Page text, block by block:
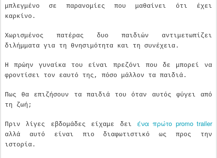
μπλεγμένο σε παρανομίες που μαθαίνει ότι έχει
καρκίνο.
Χωρισμένος πατέρας δυο παιδιών αντιμετωπίζει
διλήμματα για τη θνησιμότητα και τη συνέχεια.
Η πρώην γυναίκα του είναι πρεζόνι που δε μπορεί να
φροντίσει τον εαυτό της, πόσο μάλλον τα παιδιά.
Πως θα επιζήσουν τα παιδιά του όταν αυτός φύγει από
τη ζωή;
Πριν λίγες εβδομάδες είχαμε δει ένα πρώτο promo trailer
αλλά αυτό είναι πιο διαφωτιστικό ως προς την
ιστορία.